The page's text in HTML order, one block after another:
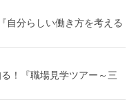
自分らしい働き方を考える
！『職場見学ツアー～三